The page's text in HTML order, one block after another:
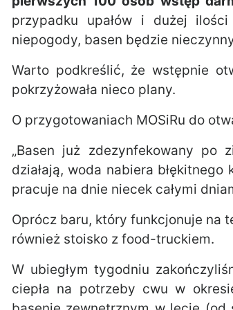
przypadku upałów i dużej
niepogody, basen będzie
Warto podkreślić, że wstępnie
pokrzyżowała nieco plany.
O przygotowaniach MOSiRu do
„Basen już zdezynfekowany po
działają, woda nabiera
pracuje na dnie niecek całymi
Oprócz baru, który funkcjonuje na
również stoisko z food-truckiem.
W ubiegłym tygodniu
ciepła na potrzeby cwu w